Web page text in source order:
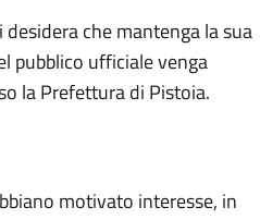
che mantenga la sua
pubblico ufficiale venga
la Prefettura di Pistoia.
motivato interesse, in